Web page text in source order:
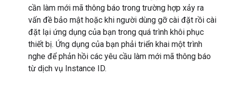
cần làm mới mã thông báo trong trường hợp xảy ra
vấn đề bảo mật hoặc khi người dùng gỡ cài đặt rồi cài
đặt lại ứng dụng của bạn trong quá trình khôi phục
thiết bị. Ứng dụng của bạn phải triển khai một trình
nghe để phản hồi các yêu cầu làm mới mã thông báo
từ dịch vụ Instance ID.